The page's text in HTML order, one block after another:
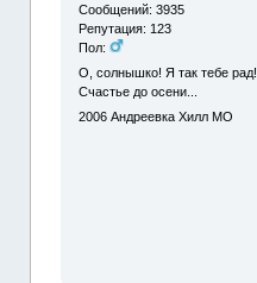
Сообщений: 3935
Репутация: 123
Пол:
О, солнышко! Я так тебе рад!
Счастье до осени...
2006 Андреевка Хилл МО